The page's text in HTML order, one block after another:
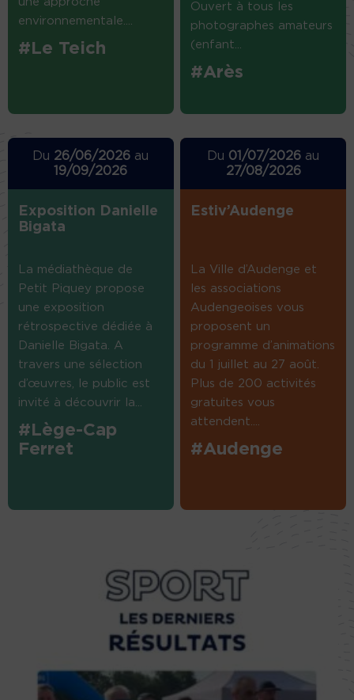
environnementale....
#Le Teich
Ouvert à tous les
photographes amateurs
(enfant...
#Arès
Du 26/06/2026 au
19/09/2026
Exposition Danielle
Bigata
La médiathèque de
Petit Piquey propose
une exposition
rétrospective dédiée à
Danielle Bigata. A
travers une sélection
d’œuvres, le public est
invité à découvrir la...
#Lège-Cap
Ferret
Du 01/07/2026 au
27/08/2026
Estiv’Audenge
La Ville d’Audenge et
les associations
Audengeoises vous
proposent un
programme d’animations
du 1 juillet au 27 août.
Plus de 200 activités
gratuites vous
attendent....
#Audenge